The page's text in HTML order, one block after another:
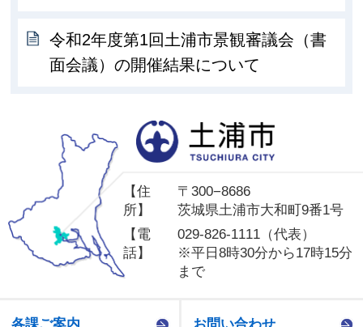
令和2年度第1回土浦市景観審議会（書
面会議）の開催結果について
【住
所】
〒300−8686
茨城県土浦市大和町9番1号
【電
話】
029-826-1111（代表）
※平日8時30分から17時15分
まで